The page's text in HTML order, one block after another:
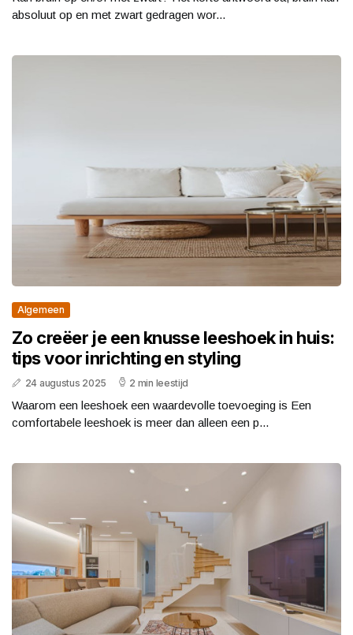
absoluut op en met zwart gedragen wor...
Algemeen
Zo creëer je een knusse leeshoek in huis:
tips voor inrichting en styling
24 augustus 2025 2 min leestijd
Waarom een leeshoek een waardevolle toevoeging is Een
comfortabele leeshoek is meer dan alleen een p...